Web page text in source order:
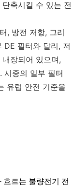
축시킬 수 있는 전
, 방전 저항, 그리
DE 필터와 달리, 저
장되어 있으며,
시중의 일부 필터
유럽 안전 기준을
르는 불량전기 전